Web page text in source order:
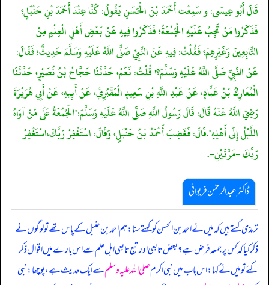
قَالَ أَبُو عِيسَى: و سَمِعْت أَحْمَدَ بْنَ الْحَسَنِ يَقُولُ: كُنَّا عِنْدَ أَحْمَدَ بْنِ حَنْبَلٍ؛
فَذَكَرُوا مَنْ تَجِبُ عَلَيْهِ الْجُمُعَةُ؛ فَذَكَرُوا فِيهِ عَنْ بَعْضِ أَهْلِ الْعِلْمِ مِنْ
التَّابِعِينَ وَغَيْرِهِمْ؛ فَقُلْتُ: فِيهِ عَنْ النَّبِيِّ صَلَّى اللَّهُ عَلَيْهِ وَسَلَّمَ حَدِيثٌ؛ فَقَالَ:
عَنْ النَّبِيِّ صَلَّى اللَّهُ عَلَيْهِ وَسَلَّمَ؟! قُلْتُ: نَعَمْ، حَدَّثَنَا حَجَّاجُ بْنُ نُصَيْرٍ، حَدَّثَنَا
الْمُعَارِكُ بْنُ عَبَّادٍ، عَنْ عَبْدِ اللَّهِ بْنِ سَعِيدٍ الْمَقْبُرِيِّ، عَنْ أَبِيهِ، عَنْ أَبِي هُرَيْرَةَ
رَضِيَ اللَّهُ عَنْهُ قَالَ: قَالَ رَسُولُ اللَّهِ صَلَّى اللَّهُ عَلَيْهِ وَسَلَّمَ:"الْجُمُعَةُ عَلَى مَنْ آوَاهُ
اللَّيْلُ إِلَى أَهْلِهِ".قَالَ: فَغَضِبَ أَحْمَدُ بْنُ حَنْبَلٍ، وَقَالَ: اسْتَغْفِرْ رَبَّكَ،اسْتَغْفِرْ
رَبَّكَ -مَرَّتَيْنِ-.
ڈاکٹر عبدالرحمٰن فریوائی
‏‏‏‏ ترمذی کہتے ہیں کہ میں نے احمد بن الحسن کو کہتے سنا: ہم احمد بن حنبل کے پاس تھے تو لوگوں نے
ذکر کیا کہ کس پر جمعہ فرض ہے؟ بعض تابعی اور تبع تابعی اہل علم سے اس بارے میں اقوال ذکر
کئے تو میں نے کہا: اس باب میں نبی اکرمصلی اللہ علیہ وسلمسے ایک حدیث ہے، پوچھا: نبی